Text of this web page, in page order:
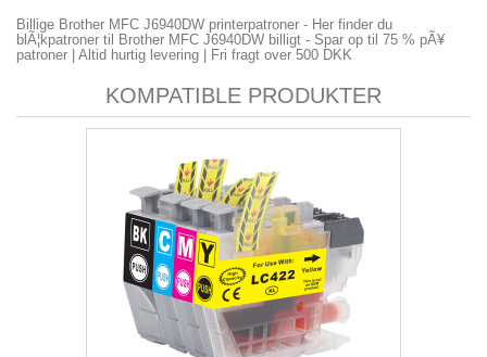
Billige Brother MFC J6940DW printerpatroner - Her finder du
blÃ¦kpatroner til Brother MFC J6940DW billigt - Spar op til 75 % pÃ¥
patroner | Altid hurtig levering | Fri fragt over 500 DKK
KOMPATIBLE PRODUKTER